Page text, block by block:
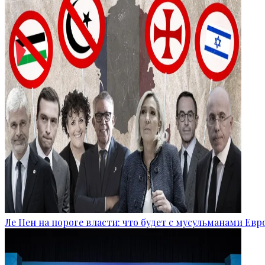
Ле Пен на пороге власти: что будет с мусульманами